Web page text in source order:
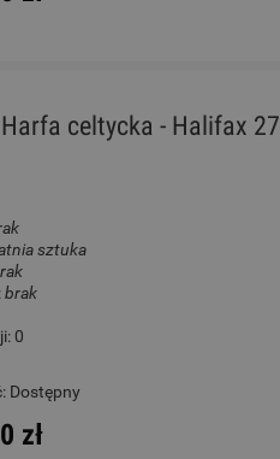
Harfa celtycka - Halifax
sztuka
brak
0
Dostępny
zł